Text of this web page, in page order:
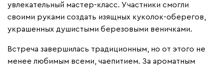
увлекательный мастер-класс. Участники смогли
своими руками создать изящных куколок-оберегов,
украшенных душистыми березовыми веничками.
Встреча завершилась традиционным, но от этого не
менее любимым всеми, чаепитием. За ароматным